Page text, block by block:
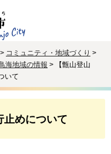
> コミュニティ・地域づくり >
海地域の情報 > 【甑山登山
いて
止めについて